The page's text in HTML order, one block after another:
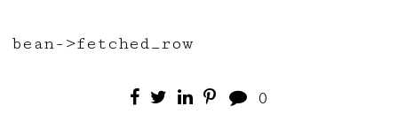
bean->fetched_row
0